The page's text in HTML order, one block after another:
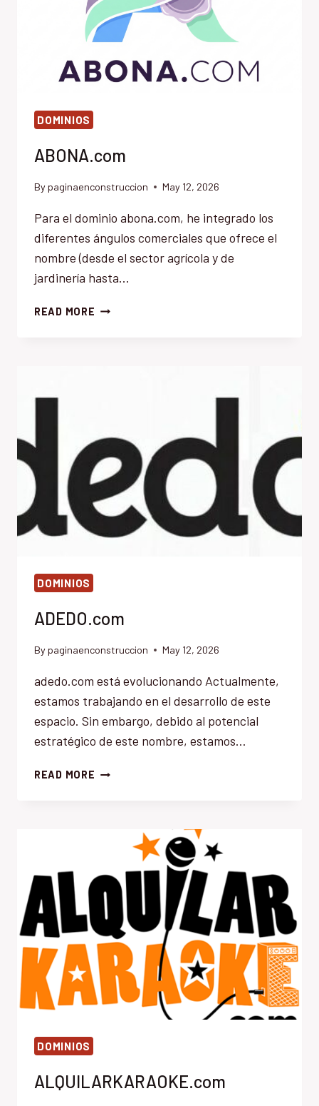
DOMINIOS
ABONA.com
By paginaenconstruccion May 12, 2026
Para el dominio abona.com, he integrado los
diferentes ángulos comerciales que ofrece el
nombre (desde el sector agrícola y de
jardinería hasta…
READ MORE ABONA.COM
DOMINIOS
ADEDO.com
By paginaenconstruccion May 12, 2026
adedo.com está evolucionando Actualmente,
estamos trabajando en el desarrollo de este
espacio. Sin embargo, debido al potencial
estratégico de este nombre, estamos…
READ MORE ADEDO.COM
DOMINIOS
ALQUILARKARAOKE.com